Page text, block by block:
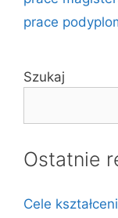
prace
Szukaj
Ostatnie
Cele